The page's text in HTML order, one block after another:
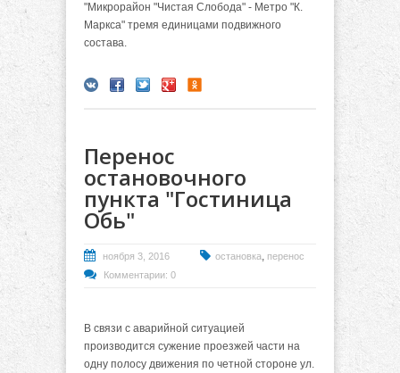
"Микрорайон "Чистая Слобода" - Метро "К.
Маркса" тремя единицами подвижного
состава.
Перенос
остановочного
пункта "Гостиница
Обь"
ноября 3, 2016 остановка, перенос
Комментарии: 0
В связи с аварийной ситуацией
производится сужение проезжей части на
одну полосу движения по четной стороне ул.